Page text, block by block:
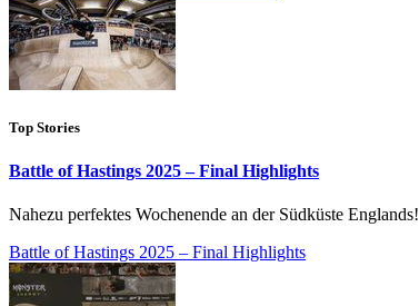
Top Stories
Battle of Hastings 2025 – Final Highlights
Nahezu perfektes Wochenende an der Südküste Englands!
Battle of Hastings 2025 – Final Highlights